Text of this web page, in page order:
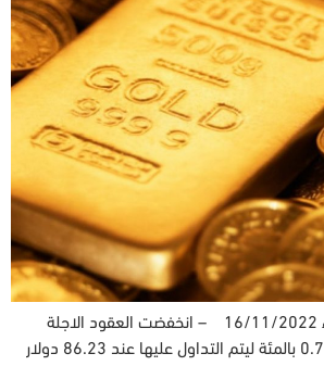
أخبار الصباح ليوم الاربعاء 16/11/2022 – انخفضت العقود الاجلة
للخام الامريكي بنسبة 0.79 بالمئة ليتم التداول عليها عند 86.23 دولار